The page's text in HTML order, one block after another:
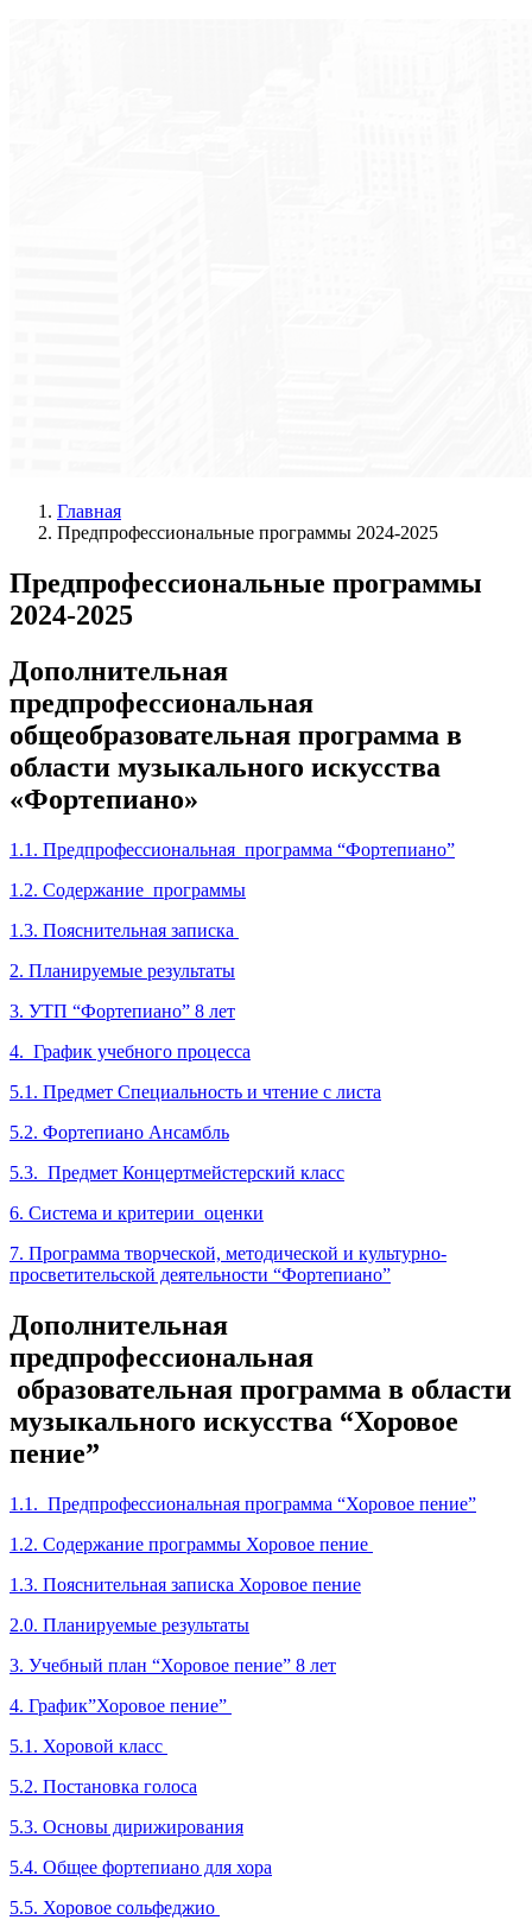
Главная
Предпрофессиональные программы 2024-2025
Предпрофессиональные программы
2024-2025
Дополнительная
предпрофессиональная
общеобразовательная программа в
области музыкального искусства
«Фортепиано»
1.1. Предпрофессиональная программа “Фортепиано”
1.2. Содержание программы
1.3. Пояснительная записка
2. Планируемые результаты
3. УТП “Фортепиано” 8 лет
4. График учебного процесса
5.1. Предмет Специальность и чтение с листа
5.2. Фортепиано Ансамбль
5.3. Предмет Концертмейстерский класc
6. Система и критерии оценки
7. Программа творческой, методической и культурно-
просветительской деятельности “Фортепиано”
Дополнительная
предпрофессиональная
образовательная программа в области
музыкального искусства “Хоровое
пение”
1.1. Предпрофессиональная программа “Хоровое пение”
1.2. Содержание программы Хоровое пение
1.3. Пояснительная записка Хоровое пение
2.0. Планируемые результаты
3. Учебный план “Хоровое пение” 8 лет
4. График”Хоровое пение”
5.1. Хоровой класс
5.2. Постановка голоса
5.3. Основы дирижирования
5.4. Общее фортепиано для хора
5.5. Хоровое сольфеджио